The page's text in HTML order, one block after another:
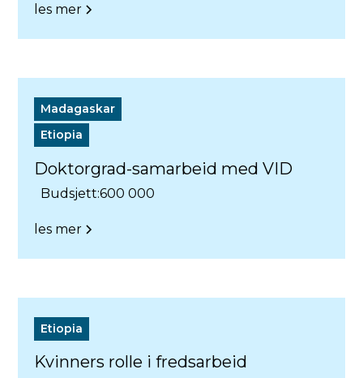
les mer
Madagaskar
Etiopia
Doktorgrad-samarbeid med VID
Budsjett:600 000
les mer
Etiopia
Kvinners rolle i fredsarbeid